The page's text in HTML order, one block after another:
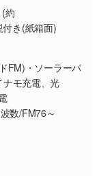
いキャラク
ータは切
る
／塗り足
さい場
拡張が可
約
き(紙箱面)
FM)・ソーラーパ
モ充電、光
数/FM76～